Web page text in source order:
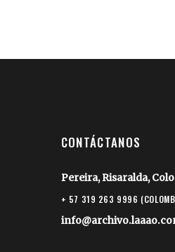
CONTÁCTANOS
Pereira, Risaralda,
+ 57 319 263 9996